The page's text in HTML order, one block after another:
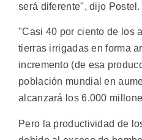
será diferente", dijo Postel.
"Casi 40 por ciento de los
tierras irrigadas en forma
incremento (de esa
población mundial en
alcanzará los 6.000
Pero la productividad de